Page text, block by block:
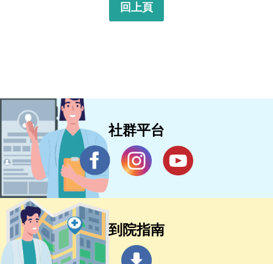
回上頁
社群平台
到院指南